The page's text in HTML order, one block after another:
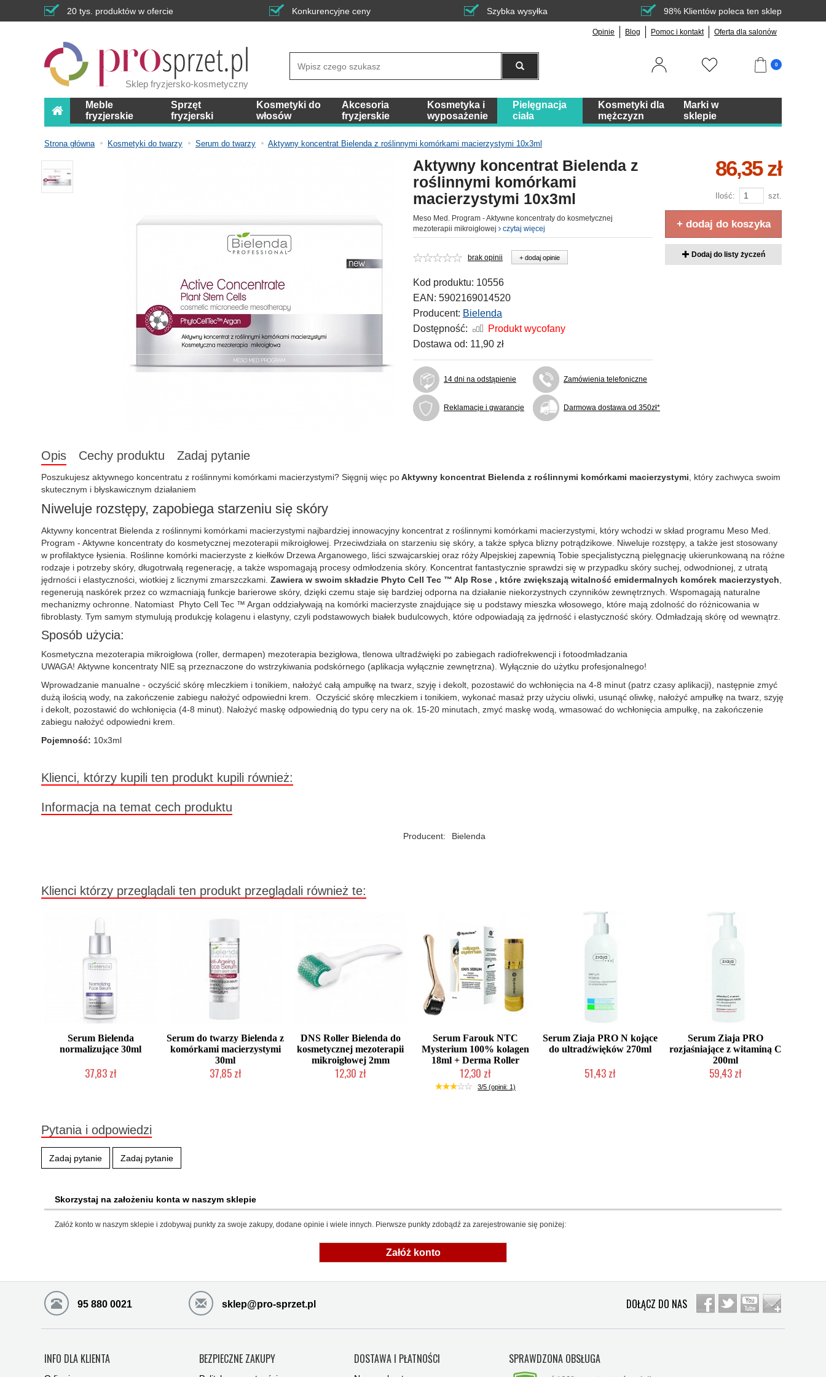
20 tys. produktów w ofercie Konkurencyjne ceny Szybka wysyłka 98% Klientów poleca ten sklep
Opinie Blog Pomoc i kontakt Oferta dla salonów
Sklep fryzjersko-kosmetyczny
0
Meble
fryzjerskie
Sprzęt
fryzjerski
Kosmetyki do
włosów
Akcesoria
fryzjerskie
Kosmetyka i
wyposażenie
Pielęgnacja
ciała
Kosmetyki dla
mężczyzn
Marki w
sklepie
Strona główna Kosmetyki do twarzy Serum do twarzy Aktywny koncentrat Bielenda z roślinnymi komórkami macierzystymi 10x3ml
Aktywny koncentrat Bielenda z
roślinnymi komórkami
macierzystymi 10x3ml
Meso Med. Program - Aktywne koncentraty do kosmetycznej
mezoterapii mikroigłowej
czytaj więcej
brak opinii + dodaj opinie
Kod produktu: 10556
EAN: 5902169014520
Producent: Bielenda
Dostępność:
Produkt wycofany
Dostawa od: 11,90 zł
14 dni na odstąpienie Zamówienia telefoniczne
Reklamacje i gwarancje Darmowa dostawa od 350zł*
86,35 zł
Ilość: szt.
+ dodaj do koszyka
Dodaj do listy życzeń
Opis Cechy produktu Zadaj pytanie
Poszukujesz aktywnego koncentratu z roślinnymi komórkami macierzystymi? Sięgnij więc poAktywny koncentrat Bielenda z roślinnymi komórkami macierzystymi , który zachwyca swoim
skutecznym i błyskawicznym działaniem
Niweluje rozstępy, zapobiega starzeniu się skóry
Aktywny koncentrat Bielenda z roślinnymi komórkami macierzystymi najbardziej innowacyjny koncentrat z roślinnymi komórkami macierzystymi, który wchodzi w skład programu Meso Med.
Program - Aktywne koncentraty do kosmetycznej mezoterapii mikroigłowej. Przeciwdziała on starzeniu się skóry, a także spłyca blizny potrądzikowe. Niweluje rozstępy, a także jest stosowany
w profilaktyce łysienia. Roślinne komórki macierzyste z kiełków Drzewa Arganowego, liści szwajcarskiej oraz róży Alpejskiej zapewnią Tobie specjalistyczną pielęgnację ukierunkowaną na różne
rodzaje i potrzeby skóry, długotrwałą regenerację, a także wspomagają procesy odmłodzenia skóry. Koncentrat fantastycznie sprawdzi się w przypadku skóry suchej, odwodnionej, z utratą
jędrności i elastyczności, wiotkiej z licznymi zmarszczkami. Zawiera w swoim składzie Phyto Cell Tec ™ Alp Rose , które zwiększają witalność emidermalnych komórek macierzystych
regenerują naskórek przez co wzmacniają funkcje barierowe skóry, dzięki czemu staje się bardziej odporna na działanie niekorzystnych czynników zewnętrznych. Wspomagają naturalne
mechanizmy ochronne. Natomiast Phyto Cell Tec ™ Argan oddziaływają na komórki macierzyste znajdujące się u podstawy mieszka włosowego, które mają zdolność do różnicowania w
fibroblasty. Tym samym stymulują produkcję kolagenu i elastyny, czyli podstawowych białek budulcowych, które odpowiadają za jędrność i elastyczność skóry. Odmładzają skórę od wewnątrz.
Sposób użycia:
Kosmetyczna mezoterapia mikroigłowa (roller, dermapen) mezoterapia bezigłowa, tlenowa ultradźwięki po zabiegach radiofrekwencji i fotoodmładzania
UWAGA! Aktywne koncentraty NIE są przeznaczone do wstrzykiwania podskórnego (aplikacja wyłącznie zewnętrzna). Wyłącznie do użytku profesjonalnego!
Wprowadzanie manualne - oczyścić skórę mleczkiem i tonikiem, nałożyć całą ampułkę na twarz, szyję i dekolt, pozostawić do wchłonięcia na 4-8 minut (patrz czasy aplikacji), następnie zmyć
dużą ilością wody, na zakończenie zabiegu nałożyć odpowiedni krem. Oczyścić skórę mleczkiem i tonikiem, wykonać masaż przy użyciu oliwki, usunąć oliwkę, nałożyć ampułkę na twarz, szyję
i dekolt, pozostawić do wchłonięcia (4-8 minut). Nałożyć maskę odpowiednią do typu cery na ok. 15-20 minutach, zmyć maskę wodą, wmasować do wchłonięcia ampułkę, na zakończenie
zabiegu nałożyć odpowiedni krem.
Pojemność: 10x3ml
Klienci, którzy kupili ten produkt kupili również:
Informacja na temat cech produktu
Producent: Bielenda
Klienci którzy przeglądali ten produkt przeglądali również te:
Serum Bielenda
normalizujące 30ml
37,83 zł
Serum do twarzy Bielenda z
komórkami macierzystymi
30ml
37,85 zł
DNS Roller Bielenda do
kosmetycznej mezoterapii
mikroigłowej 2mm
12,30 zł
Serum Farouk NTC
Mysterium 100% kolagen
18ml + Derma Roller
12,30 zł
Produkt wycofany
3/5 (opinii: 1)
Serum Ziaja PRO N kojące
do ultradźwięków 270ml
51,43 zł
Serum Ziaja PRO
rozjaśniające z witaminą C
200ml
59,43 zł
Pytania i odpowiedzi
Zadaj pytanie Zadaj pytanie
Skorzystaj na założeniu konta w naszym sklepie
Załóż konto w naszym sklepie i zdobywaj punkty za swoje zakupy, dodane opinie i wiele innych. Pierwsze punkty zdobądź za zarejestrowanie się poniżej:
Załóż konto
95 880 0021 sklep@pro-sprzet.pl DOŁĄCZ DO NAS
INFO DLA KLIENTA BEZPIECZNE ZAKUPY DOSTAWA I PŁATNOŚCI SPRAWDZONA OBSŁUGA